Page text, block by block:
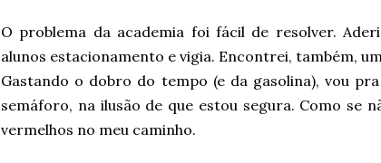
O problema da academia foi fácil de resolver.
alunos estacionamento e vigia. Encontrei, também,
Gastando o dobro do tempo (e da gasolina), vou
semáforo, na ilusão de que estou segura. Como se
vermelhos no meu caminho.